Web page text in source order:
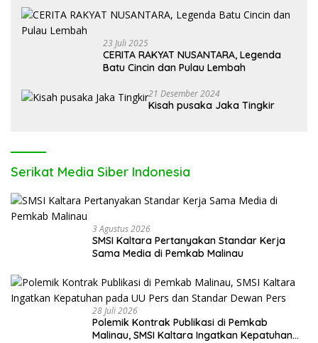
23 Juli 2025
CERITA RAKYAT NUSANTARA, Legenda
Batu Cincin dan Pulau Lembah
21 Desember 2024
Kisah pusaka Jaka Tingkir
Serikat Media Siber Indonesia
3 Agustus 2026
SMSI Kaltara Pertanyakan Standar Kerja
Sama Media di Pemkab Malinau
28 Juli 2026
Polemik Kontrak Publikasi di Pemkab
Malinau, SMSI Kaltara Ingatkan Kepatuhan